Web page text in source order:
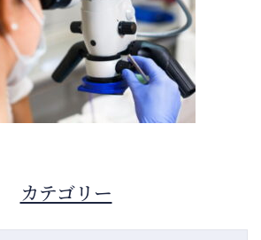
カテゴリー